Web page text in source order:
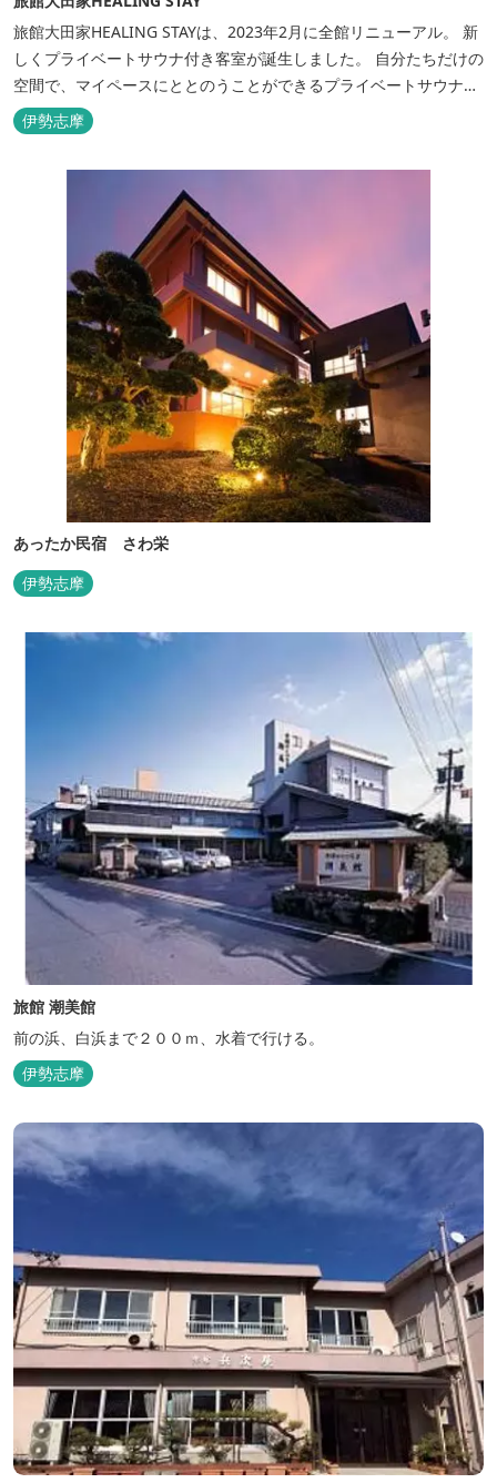
旅館大田家HEALING STAYは、2023年2月に全館リニューアル。 新
しくプライベートサウナ付き客室が誕生しました。 自分たちだけの
空間で、マイペースにととのうことができるプライベートサウナ。
相差ならではの新鮮な海の幸、豊かな自然、温泉、そしてサウナで
ととのう至福のひとときを。
伊勢志摩
あったか民宿 さわ栄
伊勢志摩
旅館 潮美館
前の浜、白浜まで２００ｍ、水着で行ける。
伊勢志摩